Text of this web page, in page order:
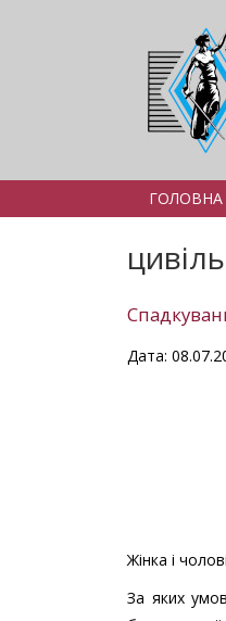
ГОЛОВНА
Дата:
Жінка і
За яких